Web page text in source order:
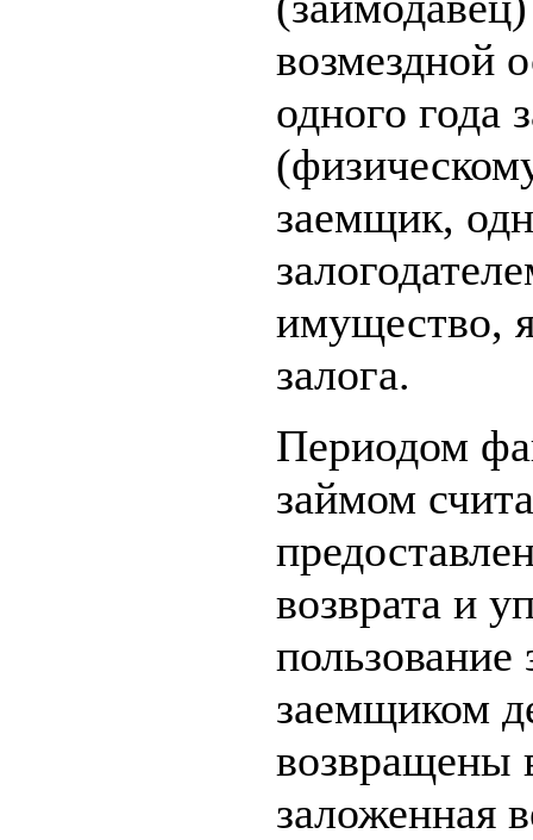
возмездной
одного года
заемщик,
имущество,
залога.
Периодом
займом
возврата и
заемщиком
возвращены
заложенная